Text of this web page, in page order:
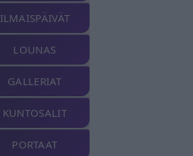
ILMAISPÄIVÄT
LOUNAS
GALLERIAT
KUNTOSALIT
PORTAAT